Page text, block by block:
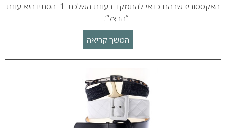
האקססוריז שבהם כדאי להתמקד בעונת השלכת. 1. הסתיו היא עונת
“הבצל”.…
המשך קריאה